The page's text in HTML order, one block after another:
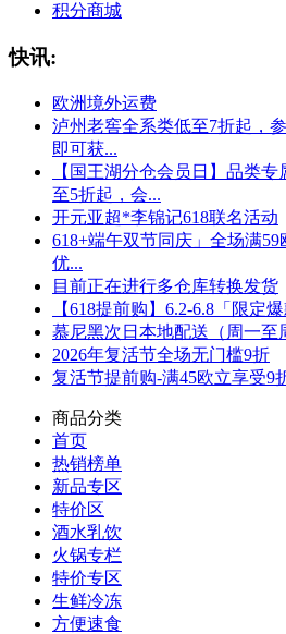
积分商城
快讯:
欧洲境外运费
泸州老窖全系类低至7折起，
即可获...
【国王湖分仓会员日】品类
至5折起，会...
开元亚超*李锦记618联名活动
618+端午双节同庆」全场满59
优...
目前正在进行多仓库转换发货
【618提前购】6.2-6.8「限定
慕尼黑次日本地配送（周一至
2026年复活节全场无门槛9折
复活节提前购-满45欧立享受9
商品分类
首页
热销榜单
新品专区
特价区
酒水乳饮
火锅专栏
特价专区
生鲜冷冻
方便速食